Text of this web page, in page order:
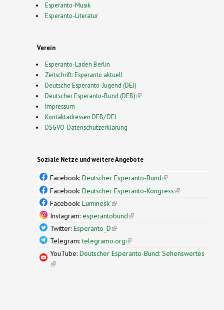
Esperanto-Musik
Esperanto-Literatur
Verein
Esperanto-Laden Berlin
Zeitschrift: Esperanto aktuell
Deutsche Esperanto-Jugend (DEJ)
Deutscher Esperanto-Bund (DEB)(link is external)
Impressum
Kontaktadressen DEB/ DEJ
DSGVO-Datenschutzerklärung
Soziale Netze und weitere Angebote
Facebook: Deutscher Esperanto-Bund(link is
external)
Facebook: Deutscher Esperanto-Kongress(link is
Facebook: Luminesk'(link is external)
Instagram: esperantobund(link is external)
Twitter: Esperanto_D(link is external)
Telegram:telegramo.org(link is external)
YouTube: Deutscher Esperanto-Bund: Sehenswertes
(link is external)